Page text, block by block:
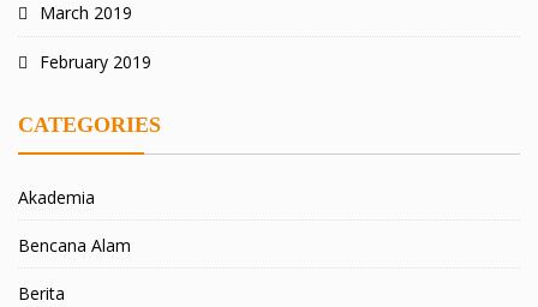
March 2019
February 2019
CATEGORIES
Akademia
Bencana Alam
Berita